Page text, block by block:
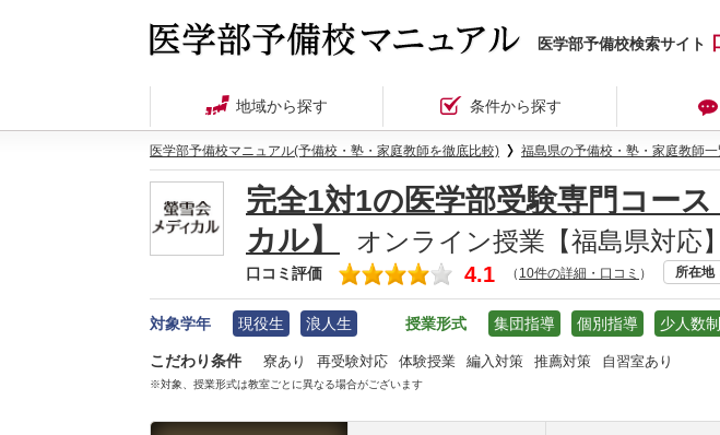
医学部予備校検索サイト
地域から探す 条件から探す
医学部予備校マニュアル(予備校・塾・家庭教師を徹底比較) 福島県の予備校・塾・家庭教師
完全1対1の医学部受験専門コー
カル】
オンライン授業【福島県対応】
口コミ評価 4.1 （ 10件の詳細・口コミ ） 所在地
対象学年 現役生 浪人生 授業形式 集団指導 個別指導 少人数制
こだわり条件 寮あり 再受験対応 体験授業 編入対策 推薦対策 自習室あり
※対象、授業形式は教室ごとに異なる場合がございます